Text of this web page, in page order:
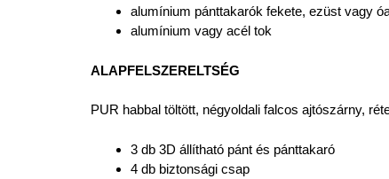
alumínium pánttakarók fekete, ezüst vagy
alumínium vagy acél tok
ALAPFELSZERELTSÉG
PUR habbal töltött, négyoldali falcos ajtószárny,
3 db 3D állítható pánt és pánttakaró
4 db biztonsági csap